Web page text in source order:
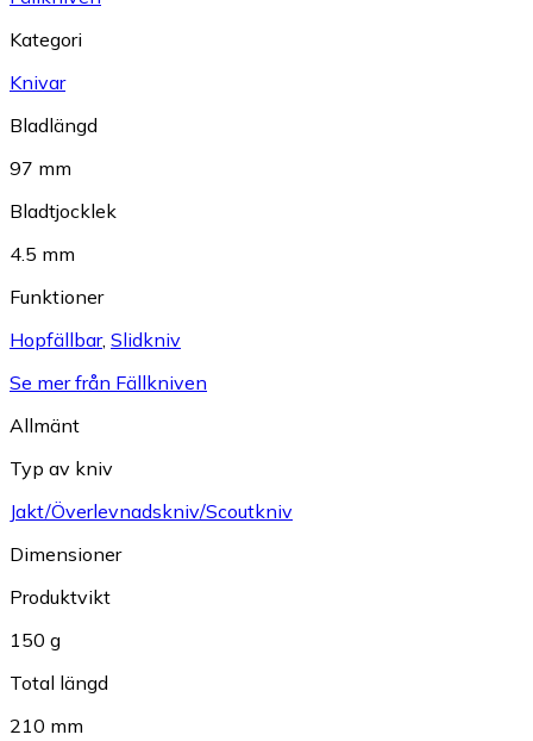
Kategori
Knivar
Bladlängd
97 mm
Bladtjocklek
4.5 mm
Funktioner
Hopfällbar, Slidkniv
Se mer från Fällkniven
Allmänt
Typ av kniv
Jakt/Överlevnadskniv/Scoutkniv
Dimensioner
Produktvikt
150 g
Total längd
210 mm